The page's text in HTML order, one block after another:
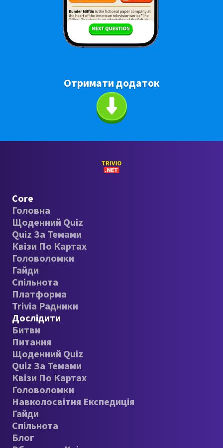
Отримати додаток
Core
Головна
Щоденний Quiz
Quiz За Темами
Квізи По Картах
Головоломки
Гайди
Спільнота
Платформа
Trivia Радники
Дослідити
Битви
Питання
Щоденний Quiz
Quiz За Темами
Квізи По Картах
Головоломки
Навколосвітня Експедиція
Гайди
Спільнота
Блог